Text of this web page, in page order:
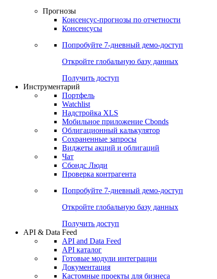
Виджет:
Портфели индексов Cbonds
Прогнозы
Консенсусы
Попробуйте7-дневный
Откройте глобальную базу данных
Получить доступ
Инструментарий
Портфель
Watchlist
Надстройка XLS
Мобильное приложение Cbonds
Облигационный калькулятор
Сохраненные запросы
Чат
Проверка контрагента
Попробуйте7-дневный
Откройте глобальную базу данных
Получить доступ
API & Data Feed
API and Data Feed